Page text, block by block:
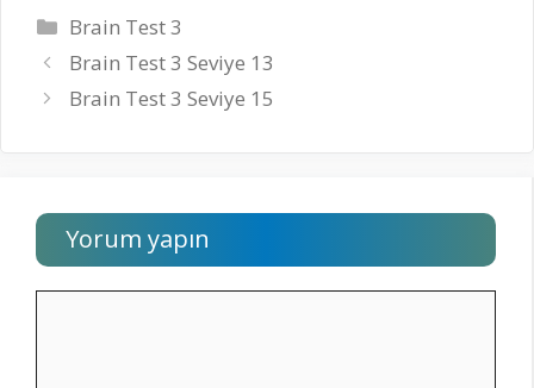
Kategoriler
Brain Test 3
Brain Test 3 Seviye 13
Brain Test 3 Seviye 15
Yorum yapın